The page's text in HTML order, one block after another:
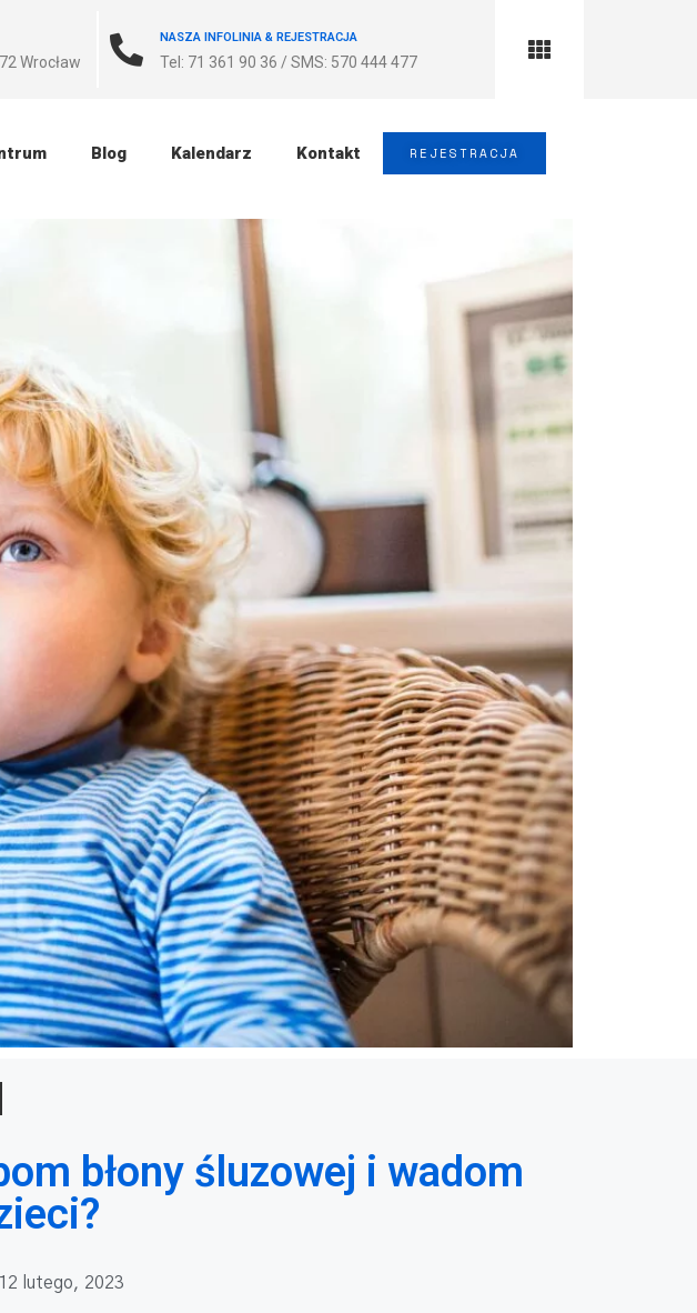
Wrocław
NASZA INFOLINIA & REJESTRACJA
Tel: 71 361 90 36 / SMS: 570 444 477
Blog Kalendarz Kontakt REJESTRACJA
błony śluzowej i wadom
12 lutego, 2023